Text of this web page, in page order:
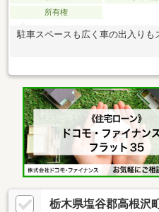
所有権
駐車スペースも広く車の出入りも
栃木県塩谷郡高根沢